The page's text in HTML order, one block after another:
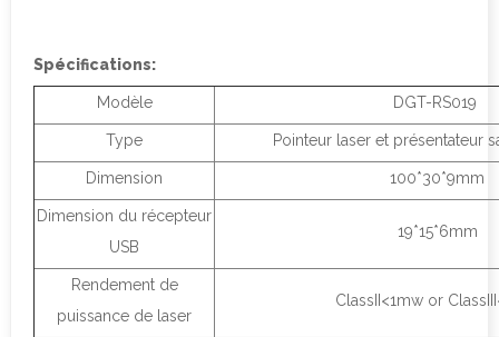
Spécifications:
Modèle DGT-RS019
Type Pointeur laser et présentateur
Dimension 100*30*9mm
Dimension du récepteur
USB
19*15*6mm
Rendement de
puissance de laser
ClassII<1mw or